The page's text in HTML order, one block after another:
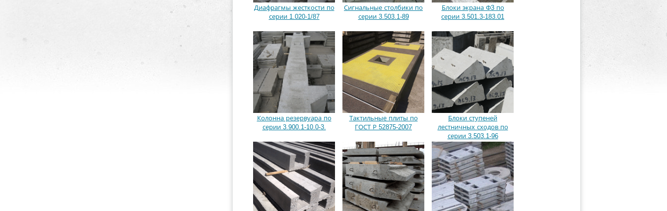
Диафрагмы жесткости по
серии 1.020-1/87
Сигнальные столбики по
серии 3.503.1-89
Блоки экрана Ф3 по
серии 3.501.3-183.01
Колонна резервуара по
серии 3.900.1-10.0-3.
Тактильные плиты по
ГОСТ Р 52875-2007
Блоки ступеней
лестничных сходов по
серии 3.503.1-96